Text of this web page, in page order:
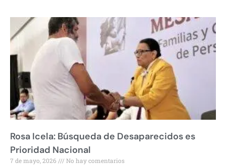
Rosa Icela: Búsqueda de Desaparecidos es
Prioridad Nacional
7 de mayo, 2026 No hay comentarios